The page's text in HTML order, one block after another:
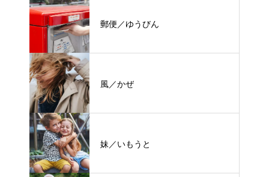
郵便／ゆうびん
風／かぜ
妹／いもうと